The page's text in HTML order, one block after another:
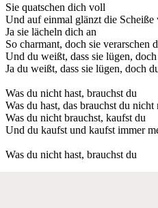
Sie quatschen dich voll
Und auf einmal glänzt die
Ja sie lächeln dich an
So charmant, doch sie verarschen
Und du weißt, dass sie lügen,
Ja du weißt, dass sie lügen, doch
Was du nicht hast, brauchst du
Was du hast, das brauchst du nicht
Was du nicht brauchst, kaufst du
Und du kaufst und kaufst immer
Was du nicht hast, brauchst du